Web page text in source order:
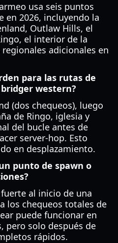
usa seis puntos
en 2026, incluyendo la
Outlaw Hills, el
el interior de la
adicionales en
para las rutas de
western?
(dos chequeos), luego
de Ringo, iglesia y
del bucle antes de
server-hop. Esto
en desplazamiento.
punto de spawn o
al inicio de una
los chequeos totales de
puede funcionar en
pero solo después de
rápidos.